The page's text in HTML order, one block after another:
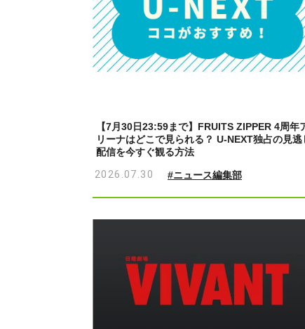
【7月30日23:59まで】FRUITS ZIPPER 4周年
リーナはどこで見られる？ U-NEXT独占の見逃
配信を今すぐ観る方法
2026.07.30
#ニュース編集部